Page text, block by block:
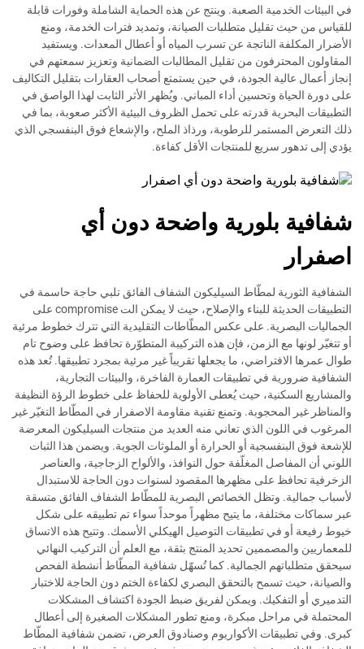
في البيئات الخدمية الصعبة. وينتج عن هذه الحماية الشاملة وفورات قابلة
للقياس من حيث تقليل متطلبات الصيانة، وتمديد فترات الخدمة، ومنع
الأضرار المكلفة الناتجة عن تسرب المياه أو أعطال المعدات. ويستفيد
المقاولون المحترفون من تقليل المطالبات الضمانية وتعزيز سمعتهم في
إنجاز أعمال عالية الجودة، في حين يستمتع أصحاب العقارات بتقليل التكاليف
على دورة الحياة وتحسين أداء المباني. ويُظهر الأثر الثابت لهذا الواصق في
التطبيقات البحرية قدرته على تحمل الظروف البيئية الأكثر صعوبة، بما في
ذلك التعرض المستمر للرطوبة، ورذاذ الملح، والإشعاع فوق البنفسجي الذي
يؤدي إلى تدهور سريع للمنتجات الأقل كفاءة.
شفافية بلورية واضحة دون أي
اصفرار
الشفافية الثورية لمطّاط السيليكون الشفاف الفائق تلبي حاجة حاسمة في
التطبيقات الحديثة للبناء والإصلاح، حيث لا يمكن الت compromise على
الجماليات البصرية. على عكس المطّاطات التقليدية التي تترك خطوط مرئية
أو تتغيّر لونها مع الزمن، فإن هذه التركيبة المتطوّرة تحافظ على وضوح تام
طوال عمرها الافتراضي، ما يجعلها تقريباً غير مرئية بمجرد تطبيقها. تُعد هذه
الشفافية ضرورية في تطبيقات العمارة الفاخرة، والبيئات التجارية،
والمشاريع السكنية، حيث يُعطى الأولوية للحفاظ على خطوط الرؤة النظيفة
والمناظر غير المحجوبة. وتمنع تقنية مقاومة الاصفرار في المطّاط التغيّر غير
المرغوب في اللون الذي تعاني منه العديد من منتجات السيليكون المعرضة
للإشعة فوق البنفسجية أو الحرارة أو الملوثات الجوية. ويضمن هذا الثبات
اللوني أن المفاصل المغلّفة حول النوافذ، والألواح الزجاجية، والعناصر
الزخرفية تحافظ على مظهرها المقصود لسنوات دون الحاجة للاستبدال
لأسباب جمالية. وتظل الخصائص البصرية للمطّاط الشفاف الفائق متسقة
عبر سماكات مختلفة، ما يتيح مظهراً موحداً سواء تم تطبيقه على شكل
خيوط رفيعة أو في تطبيقات التوصيل الهيكلي الأسمك. وتتيح هذه الاتساق
للمعماريين والمصممين تحديد المنتج بثقة، مع العلم أن التركيب النهائي
سيحقق متطلباتهم الجمالية. كما تُسهّل شفافية المطّاط أنشطة الفحص
والصيانة، حيث تسمح بالتحقق البصري لكفاءة الختم دون الحاجة للاختبار
التدميري أو التفكيك. ويمكن لفريق ضبط الجودة اكتشاف المشكلات
المحتملة في مراحل مبكرة، ومنع تطور المشكلات الصغيرة إلى أعطال
كبرى. وفي تطبيقات الأكواريوم وصنادوق العرض، تضمن شفافية المطّاط